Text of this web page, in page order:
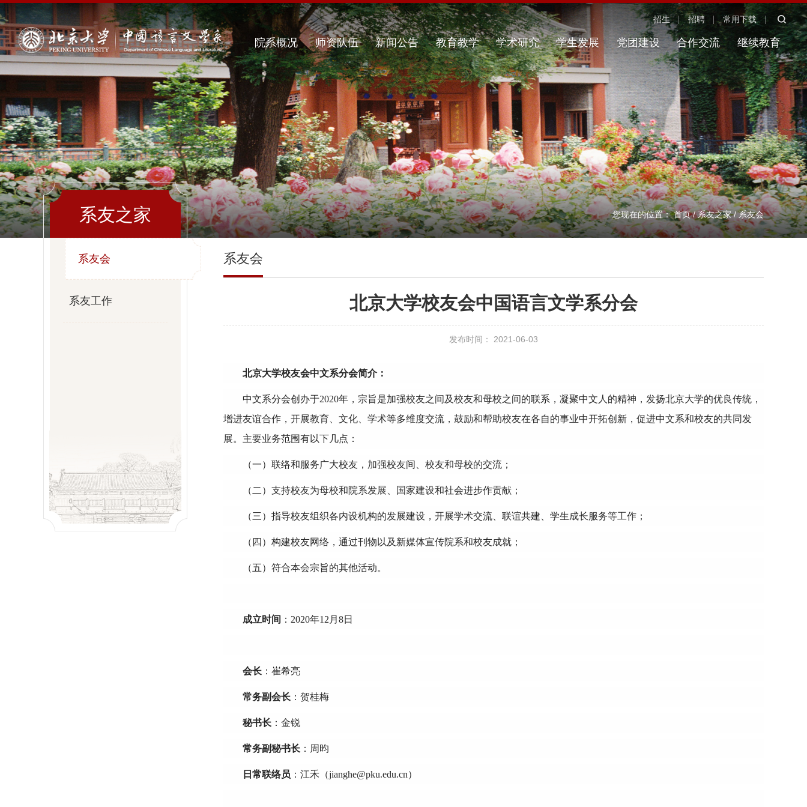
招生 招聘 常用下载
院系概况 师资队伍 新闻公告 教育教学 学术研究 学生发展 党团建设 合作交流 继续教育
您现在的位置：首页/系友之家/系友会
系友之家
系友会
系友工作
系友会
北京大学校友会中国语言文学系分会
发布时间： 2021-06-03
北京大学校友会中文系分会简介：
中文系分会创办于2020年，宗旨是加强校友之间及校友和母校之间的联系，凝聚中文人的精神，发扬北京大学的优良传统，
增进友谊合作，开展教育、文化、学术等多维度交流，鼓励和帮助校友在各自的事业中开拓创新，促进中文系和校友的共同发
展。主要业务范围有以下几点：
（一）联络和服务广大校友，加强校友间、校友和母校的交流；
（二）支持校友为母校和院系发展、国家建设和社会进步作贡献；
（三）指导校友组织各内设机构的发展建设，开展学术交流、联谊共建、学生成长服务等工作；
（四）构建校友网络，通过刊物以及新媒体宣传院系和校友成就；
（五）符合本会宗旨的其他活动。
成立时间 ：2020年12月8日
会长 ：崔希亮
常务副会长 ：贺桂梅
秘书长 ：金锐
常务副秘书长 ：周昀
日常联络员 ：江禾（jianghe@pku.edu.cn）